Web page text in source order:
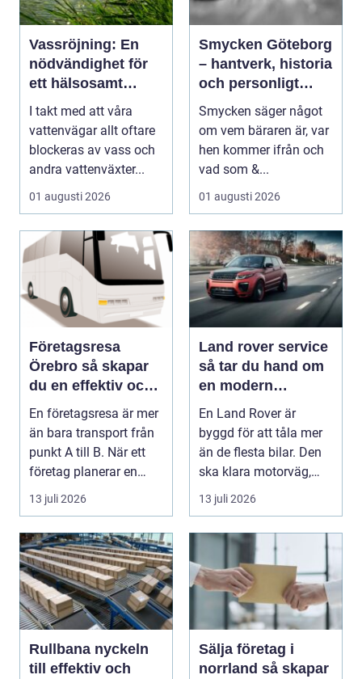
Vassröjning: En
nödvändighet för
ett hälsosamt
vattenlandskap
I takt med att våra
vattenvägar allt oftare
blockeras av vass och
andra vattenväxter...
01 augusti 2026
Smycken Göteborg
– hantverk, historia
och personligt
uttryck
Smycken säger något
om vem bäraren är, var
hen kommer ifrån och
vad som &...
01 augusti 2026
Företagsresa
Örebro så skapar
du en effektiv och
minnesvärd resa
En företagsresa är mer
än bara transport från
punkt A till B. När ett
företag planerar en
resa för m...
13 juli 2026
Land rover service
så tar du hand om
en modern
klassiker
En Land Rover är
byggd för att tåla mer
än de flesta bilar. Den
ska klara motorväg,
stadstrafik, gru...
13 juli 2026
Rullbana nyckeln
till effektiv och
Sälja företag i
norrland så skapar